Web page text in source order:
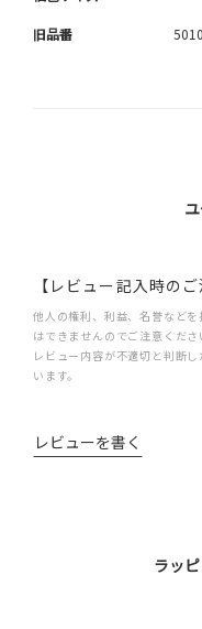
旧品番
【レビュー記入時のご
他人の権利、利益、名誉など
はできませんのでご注意くださ
レビュー内容が不適切と判断
います。
レビューを書く
ラッ